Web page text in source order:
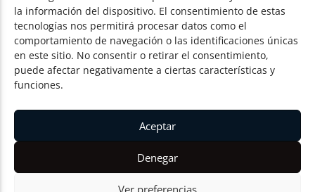
la información del dispositivo. El consentimiento de estas
tecnologías nos permitirá procesar datos como el
comportamiento de navegación o las identificaciones únicas
en este sitio. No consentir o retirar el consentimiento,
puede afectar negativamente a ciertas características y
funciones.
Aceptar
Denegar
Ver preferencias
© Todos los derechos reservados